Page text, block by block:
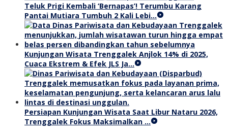
Teluk Prigi Kembali ‘Bernapas’! Terumbu Karang
Pantai Mutiara Tumbuh 2 Kali Lebi…
Kunjungan Wisata Trenggalek Anjlok 14% di 2025,
Cuaca Ekstrem & Efek JLS Ja…
Persiapan Kunjungan Wisata Saat Libur Nataru 2026,
Trenggalek Fokus Maksimalkan …